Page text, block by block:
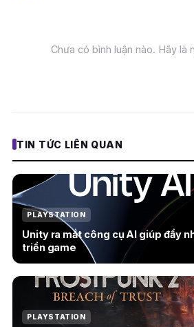
Chưa có bình luận nào. Hãy là
TIN TỨC LIÊN QUAN
PLAYSTATION
Unity ra mắt công cụ AI giúp đẩy
triển game
PLAYSTATION